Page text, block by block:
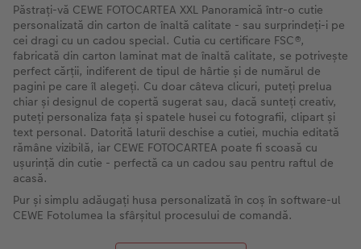
Păstrați-vă CEWE FOTOCARTEA XXL Panoramică într-o cutie
personalizată din carton de înaltă calitate - sau surprindeți-i pe
cei dragi cu un cadou special. Cutia cu certificare FSC®,
fabricată din carton laminat mat de înaltă calitate, se potrivește
perfect cărții, indiferent de tipul de hârtie și de numărul de
pagini pe care îl alegeți. Cu doar câteva clicuri, puteți prelua
chiar și designul de copertă sugerat sau, dacă sunteți creativ,
puteți personaliza fața și spatele husei cu fotografii, clipart și
text personal. Datorită laturii deschise a cutiei, muchia editată
rămâne vizibilă, iar CEWE FOTOCARTEA poate fi scoasă cu
ușurință din cutie - perfectă ca un cadou sau pentru raftul de
acasă.
Pur și simplu adăugați husa personalizată în coș în software-ul
CEWE Fotolumea la sfârșitul procesului de comandă.